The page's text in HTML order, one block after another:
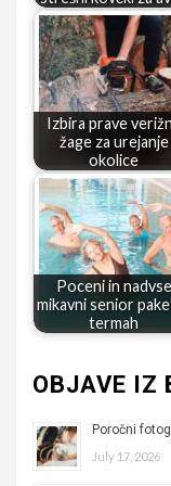
Izbira prave
žage za urejanje
okolice
Poceni in nadvse
mikavni senior
termah
OBJAVE IZ
Poročni
July 17, 2026